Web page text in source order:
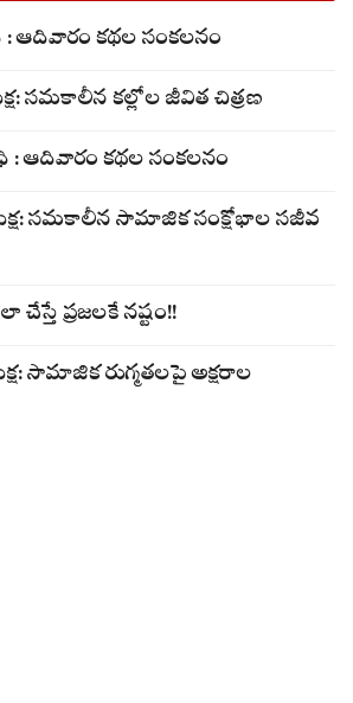
: ఆదివారం కథల సంకలనం
సమకాలీన కల్లోల జీవిత చిత్రణ
: ఆదివారం కథల సంకలనం
సమకాలీన సామాజిక సంక్షోభాల సజీవ
ప్రజలకే నష్టం!!
సామాజిక రుగ్మతలపై అక్షరాల